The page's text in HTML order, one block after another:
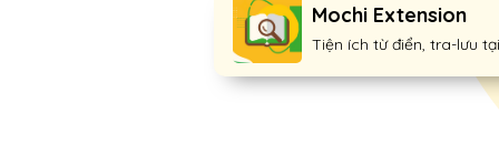
Mochi Extension
Tiện ích từ điển, tra-lưu